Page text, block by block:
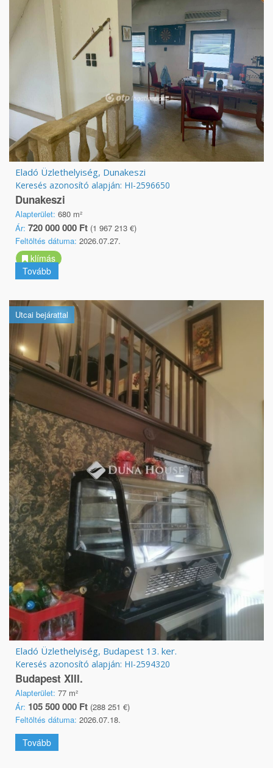
Eladó Üzlethelyiség, Dunakeszi
Keresés azonosító alapján: HI-2596650
Dunakeszi
Alapterület: 680 m²
Ár: 720 000 000 Ft (1 967 213 €)
Feltöltés dátuma: 2026.07.27.
klímás
Tovább
Utcai bejárattal
Eladó Üzlethelyiség, Budapest 13. ker.
Keresés azonosító alapján: HI-2594320
Budapest XIII.
Alapterület: 77 m²
Ár: 105 500 000 Ft (288 251 €)
Feltöltés dátuma: 2026.07.18.
Tovább